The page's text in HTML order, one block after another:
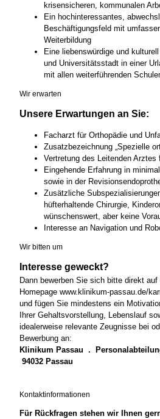
krisensicheren, kommunalen
Ein hochinteressantes,
Beschäftigungsfeld mit
Weiterbildung
Eine liebenswürdige und
und Universitätsstadt in einer
mit allen weiterführenden
Wir erwarten
Unsere Erwartungen an Sie:
Facharzt für Orthopädie und
Zusatzbezeichnung „Spezielle
Vertretung des Leitenden Arztes
Eingehende Erfahrung in
sowie in der
Zusätzliche
hüfterhaltende Chirurgie,
wünschenswert, aber keine
Interesse an Navigation und
Wir bitten um
Interesse geweckt?
Dann bewerben Sie sich bitte direkt
Homepage www.klinikum-passau.de/
und fügen Sie mindestens ein
Ihrer Gehaltsvorstellung, Lebenslauf
idealerweise relevante Zeugnisse bei
Bewerbung an:
Klinikum Passau .
94032 Passau
Kontaktinformationen
Für Rückfragen stehen wir Ihnen